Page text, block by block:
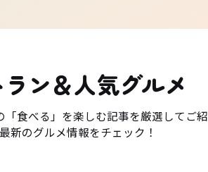
ン＆人気グルメ
食べる」を楽しむ記事を厳選してご紹
新のグルメ情報をチェック！